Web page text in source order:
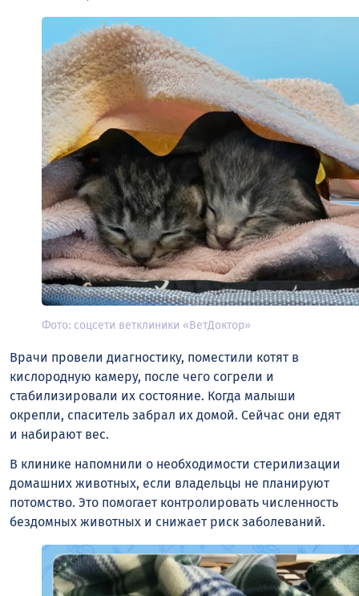
Фото: соцсети ветклиники «ВетДоктор»
Врачи провели диагностику, поместили котят в
кислородную камеру, после чего согрели и
стабилизировали их состояние. Когда малыши
окрепли, спаситель забрал их домой. Сейчас они едят
и набирают вес.
В клинике напомнили о необходимости стерилизации
домашних животных, если владельцы не планируют
потомство. Это помогает контролировать численность
бездомных животных и снижает риск заболеваний.